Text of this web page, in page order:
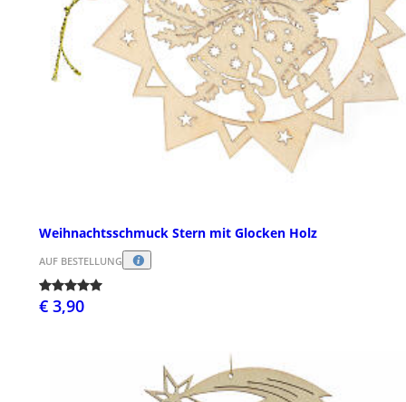
Weihnachtsschmuck Stern mit Glocken Holz
AUF BESTELLUNG
€ 3,90